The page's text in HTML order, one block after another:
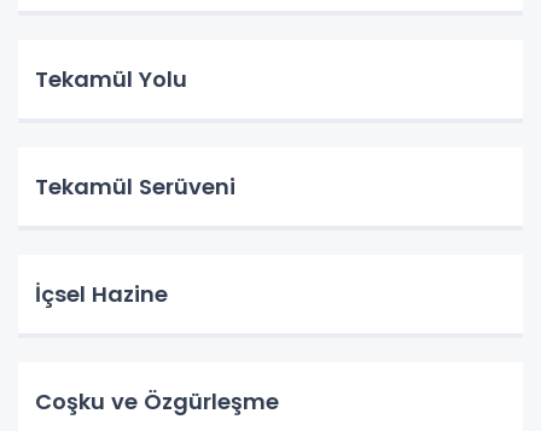
Tekamül Yolu
Tekamül Serüveni
İçsel Hazine
Coşku ve Özgürleşme